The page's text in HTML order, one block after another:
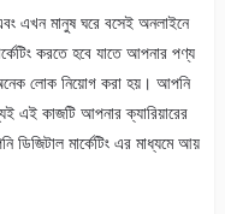
এখন মানুষ ঘরে বসেই অনলাইনে
করতে হবে যাতে আপনার পণ্য
অনেক লোক নিয়োগ করা হয়। আপনি
এই কাজটি আপনার ক্যারিয়ারের
মার্কেটিং এর মাধ্যমে আয়